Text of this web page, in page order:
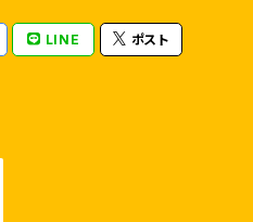
LINE ポスト